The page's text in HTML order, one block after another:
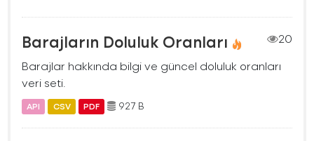
Barajların Doluluk Oranları
20
Barajlar hakkında bilgi ve güncel doluluk oranları
veri seti.
API CSV PDF 927 B